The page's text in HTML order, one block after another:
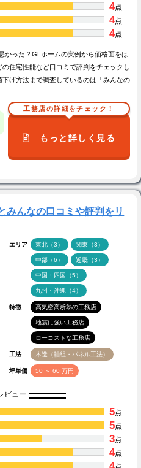
4点
4点
4点
かった？GLホームの実例から価格面をは
住宅性能など口コミで評判をチェックし
げ方法まで調査しているのは「みんなの
工務店の詳細をチェック！
もっと詳しく見る
みんなの口コミや評判をリ
エリア 東北（3） 関東（3）
中部（6） 近畿（3）
中国・四国（5）
九州・沖縄（4）
特徴 高気密高断熱の工務店
地震に強い工務店
ローコストな工務店
工法 木造（軸組・パネル工法）
坪単価 50 ～ 60 万円
ビュー
5点
5点
3点
4点